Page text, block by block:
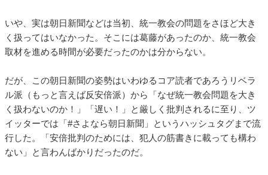
いや、実は朝日新聞などは当初、統一教会の問題をさほど大き
く扱ってはいなかった。そこには葛藤があったのか、統一教会
取材を進める時間が必要だったのかは分からない。
だが、この朝日新聞の姿勢はいわゆるコア読者であろうリベラ
ル派（もっと言えば反安倍派）から「なぜ統一教会問題を大き
く扱わないのか！」「遅い！」と厳しく批判されるに至り、ツ
イッターでは「#さよなら朝日新聞」というハッシュタグまで流
行した。「安倍批判のためには、犯人の筋書きに載っても構わ
ない」と言わんばかりだったのだ。